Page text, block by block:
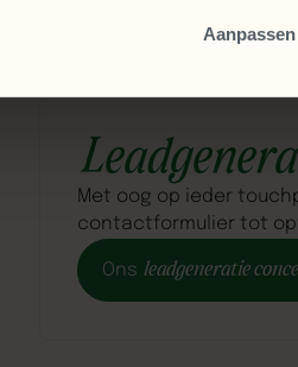
Aanpassen
Met oog op ieder
contactformulier tot
Ons leadgeneratie